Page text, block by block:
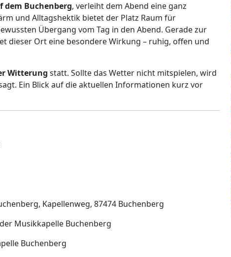
dem Buchenberg, verleiht dem Abend eine ganz
und Alltagshektik bietet der Platz Raum für
Übergang vom Tag in den Abend. Gerade zur
dieser Ort eine besondere Wirkung – ruhig, offen und
Witterung statt. Sollte das Wetter nicht mitspielen, wird
Ein Blick auf die aktuellen Informationen kurz vor
Kapellenweg, 87474 Buchenberg
Musikkapelle Buchenberg
Buchenberg